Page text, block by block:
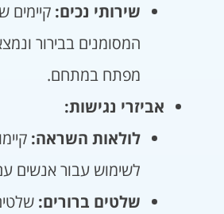
שירותי נכים: קיימים
המסומנים בבירור
מפתח במתחם.
אביזרי נגישות:
לולאות השראה:
לשימוש עבור אנשים
שלטים ברורים: